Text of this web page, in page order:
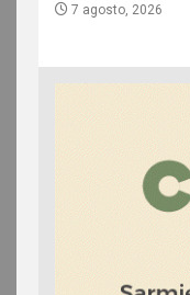
7 agosto, 2026